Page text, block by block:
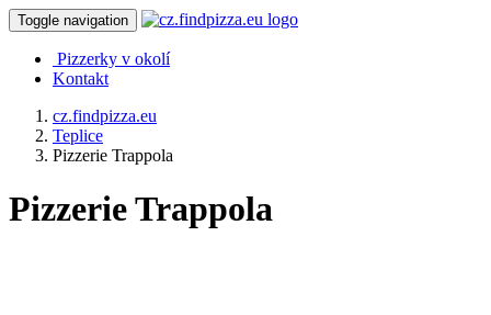
Toggle navigation
Pizzerky v okolí
Kontakt
cz.findpizza.eu
Teplice
Pizzerie Trappola
Pizzerie Trappola